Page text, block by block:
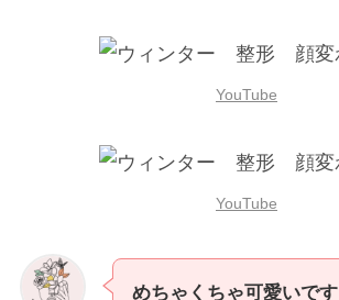
YouTube
YouTube
めちゃくちゃ可愛いです